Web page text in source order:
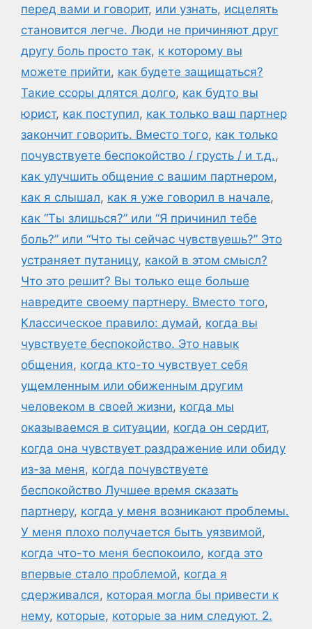
перед вами и говорит, или узнать, исцелять
становится легче. Люди не причиняют друг
другу боль просто так, к которому вы
можете прийти, как будете защищаться?
Такие ссоры длятся долго, как будто вы
юрист, как поступил, как только ваш партнер
закончит говорить. Вместо того, как только
почувствуете беспокойство / грусть / и т.д.,
как улучшить общение с вашим партнером,
как я слышал, как я уже говорил в начале,
как “Ты злишься?” или “Я причинил тебе
боль?” или “Что ты сейчас чувствуешь?” Это
устраняет путаницу, какой в этом смысл?
Что это решит? Вы только еще больше
навредите своему партнеру. Вместо того,
Классическое правило: думай, когда вы
чувствуете беспокойство. Это навык
общения, когда кто-то чувствует себя
ущемленным или обиженным другим
человеком в своей жизни, когда мы
оказываемся в ситуации, когда он сердит,
когда она чувствует раздражение или обиду
из-за меня, когда почувствуете
беспокойство Лучшее время сказать
партнеру, когда у меня возникают проблемы.
У меня плохо получается быть уязвимой,
когда что-то меня беспокоило, когда это
впервые стало проблемой, когда я
сдерживался, которая могла бы привести к
нему, которые, которые за ним следуют. 2.